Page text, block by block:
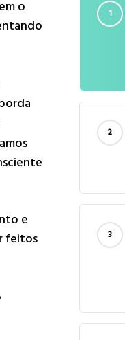
o
e
feitos